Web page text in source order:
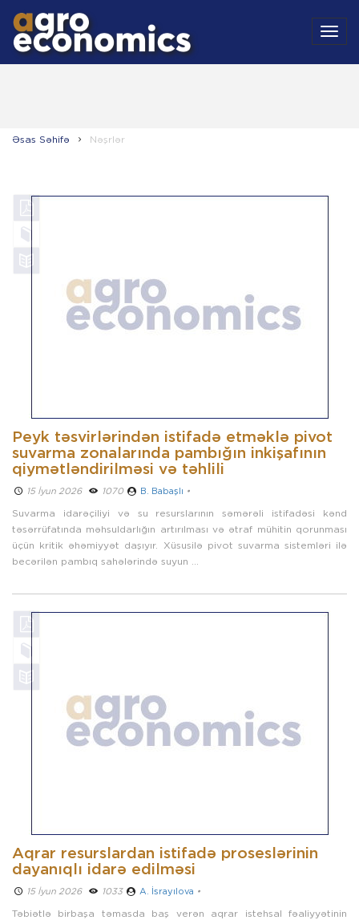
Əsas Səhifə Nəşrlər
Peyk təsvirlərindən istifadə etməklə pivot
suvarma zonalarında pambığın inkişafının
qiymətləndirilməsi və təhlili
15 İyun 2026 ­ 1070 B. Babaşlı •
Suvarma idarəçiliyi və su resurslarının səmərəli istifadəsi kənd
təsərrüfatında məhsuldarlığın artırılması və ətraf mühitin qorunması
üçün kritik əhəmiyyət daşıyır. Xüsusilə pivot suvarma sistemləri ilə
becərilən pambıq sahələrində suyun ...
Aqrar resurslardan istifadə proseslərinin
dayanıqlı idarə edilməsi
15 İyun 2026 ­ 1033 A. İsrayılova •
Təbiətlə birbaşa təmasda baş verən aqrar istehsal fəaliyyətinin